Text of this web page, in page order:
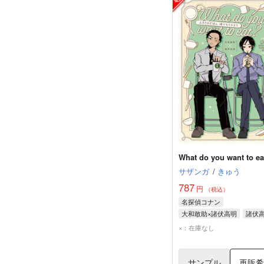
What do you want to
サザンガ / きゅう
787 円 （税込）
名探偵コナン
大和敢助×諸伏高明
諸伏
大和敢助
×：在庫なし